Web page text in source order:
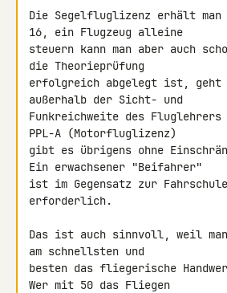
Die Segelfluglizenz erhält
16, ein Flugzeug alleine
steuern kann man aber auch
die Theorieprüfung
erfolgreich abgelegt ist, geht
außerhalb der Sicht- und
Funkreichweite des Fluglehrers
PPL-A (Motorfluglizenz)
gibt es übrigens ohne
Ein erwachsener "Beifahrer"
ist im Gegensatz zur
erforderlich.
Das ist auch sinnvoll, weil
am schnellsten und
besten das fliegerische
Wer mit 50 das Fliegen